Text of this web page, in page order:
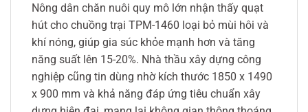
Nông dân chăn nuôi quy mô lớn nhận thấy quạt
hút cho chuồng trại TPM-1460 loại bỏ mùi hôi và
khí nóng, giúp gia súc khỏe mạnh hơn và tăng
năng suất lên 15-20%. Nhà thầu xây dựng công
nghiệp cũng tin dùng nhờ kích thước 1850 x 1490
x 900 mm và khả năng đáp ứng tiêu chuẩn xây